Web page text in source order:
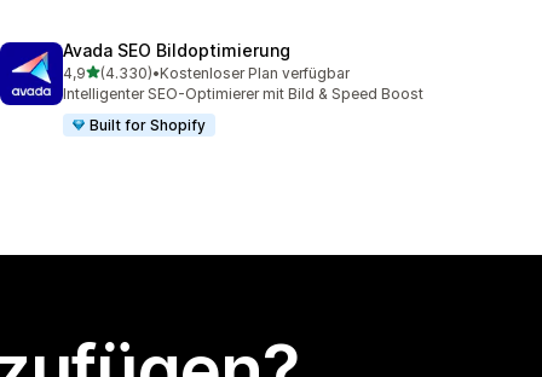
Avada SEO Bildoptimierung
4,9von 5 Sternen
(4.330)
4330 Rezensionen insgesamt
•Kostenloser Plan verfügbar
Intelligenter SEO-Optimierer mit Bild & Speed Boost
Built for Shopify